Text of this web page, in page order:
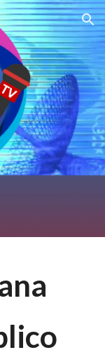
Skip to navigation